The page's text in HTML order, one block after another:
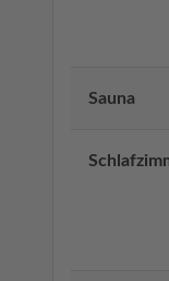
Sauna